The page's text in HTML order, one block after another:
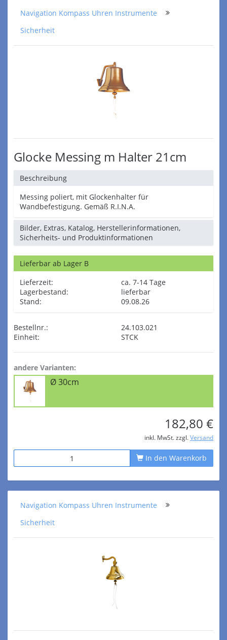
Navigation Kompass Uhren Instrumente
Sicherheit
Glocke Messing m Halter 21cm
Beschreibung
Messing poliert, mit Glockenhalter für
Wandbefestigung. Gemäß R.I.N.A.
Bilder, Extras, Katalog, Herstellerinformationen,
Sicherheits- und Produktinformationen
Lieferbar ab Lager B
Lieferzeit:
ca. 7-14 Tage
Lagerbestand:
lieferbar
Stand:
09.08.26
Bestellnr.:
24.103.021
Einheit:
STCK
andere Varianten:
Ø 30cm
182,80 €
inkl. MwSt. zzgl. Versand
In den Warenkorb
Navigation Kompass Uhren Instrumente
Sicherheit